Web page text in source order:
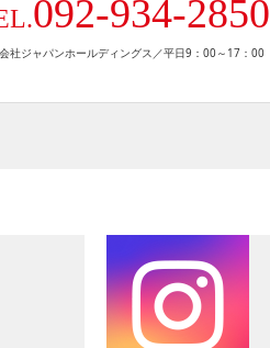
092-934-2850
社ジャパンホールディングス／平日9：00～17：00